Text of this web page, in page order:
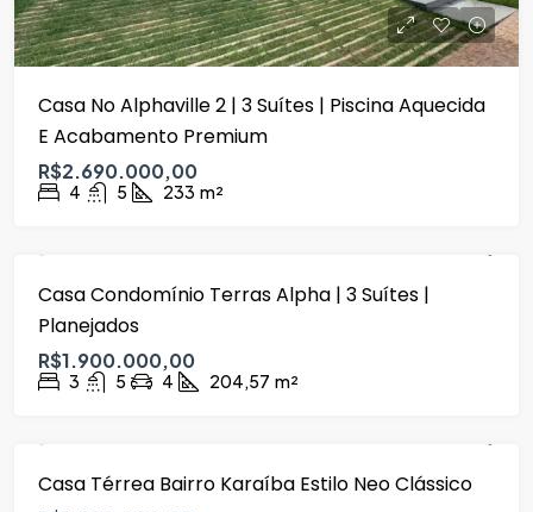
Casa No Alphaville 2 | 3 Suítes | Piscina Aquecida
E Acabamento Premium
R$2.690.000,00
4 5 233 m²
DESTAQUE
Casa Condomínio Terras Alpha | 3 Suítes |
Planejados
R$1.900.000,00
3 5 4 204,57 m²
DESTAQUE VENDA
Casa Térrea Bairro Karaíba Estilo Neo Clássico